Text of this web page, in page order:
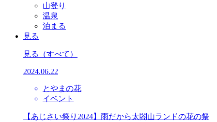
山登り
温泉
泊まる
見る
見る （すべて）
2024.06.22
とやまの花
イベント
【あじさい祭り2024】雨だから太閤山ランドの花の祭